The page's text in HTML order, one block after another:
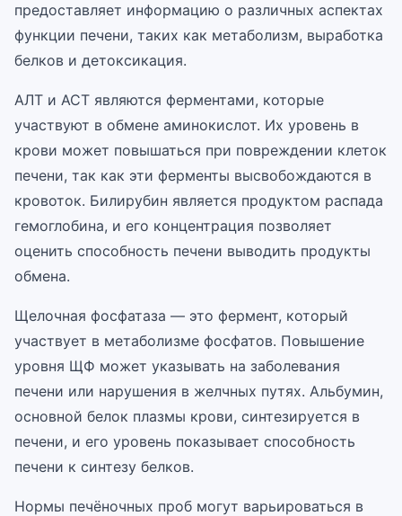
предоставляет информацию о различных аспектах
функции печени, таких как метаболизм, выработка
белков и детоксикация.
АЛТ и АСТ являются ферментами, которые
участвуют в обмене аминокислот. Их уровень в
крови может повышаться при повреждении клеток
печени, так как эти ферменты высвобождаются в
кровоток. Билирубин является продуктом распада
гемоглобина, и его концентрация позволяет
оценить способность печени выводить продукты
обмена.
Щелочная фосфатаза — это фермент, который
участвует в метаболизме фосфатов. Повышение
уровня ЩФ может указывать на заболевания
печени или нарушения в желчных путях. Альбумин,
основной белок плазмы крови, синтезируется в
печени, и его уровень показывает способность
печени к синтезу белков.
Нормы печёночных проб могут варьироваться в